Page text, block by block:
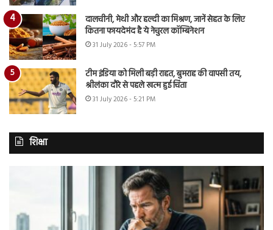
दालचीनी, मेथी और हल्दी का मिश्रण, जानें सेहत के लिए
कितना फायदेमंद है ये नेचुरल कॉम्बिनेशन
31 July 2026 - 5:57 PM
टीम इंडिया को मिली बड़ी राहत, बुमराह की वापसी तय,
श्रीलंका दौरे से पहले खत्म हुई चिंता
31 July 2026 - 5:21 PM
शिक्षा